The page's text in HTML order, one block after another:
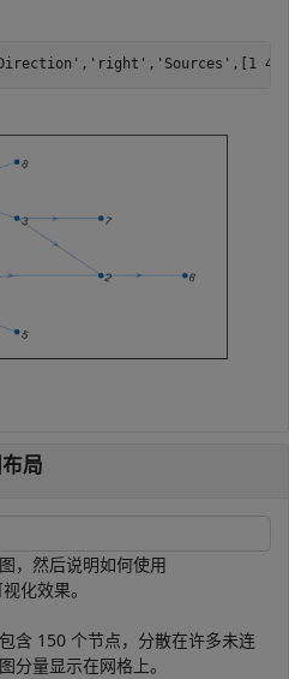
, 'right' , 'Sources' ,[1 4])
局
，然后说明如何使用
化效果。
含 150 个节点，分散在许多未连
分量显示在网格上。